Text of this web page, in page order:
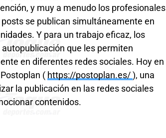
y muy a menudo los profesionales
se publican simultáneamente en
Y para un trabajo eficaz, los
que les permiten
en diferentes redes sociales. Hoy en
( https://postoplan.es/ ), una
la publicación en las redes sociales
contenidos.